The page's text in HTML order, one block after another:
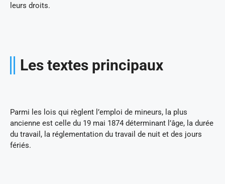
leurs droits.
Les textes principaux
Parmi les lois qui règlent l’emploi de mineurs, la plus
ancienne est celle du 19 mai 1874 déterminant l’âge, la durée
du travail, la réglementation du travail de nuit et des jours
fériés.